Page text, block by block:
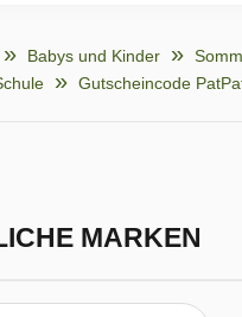
Babys und Kinder
Gutscheincode
MARKEN